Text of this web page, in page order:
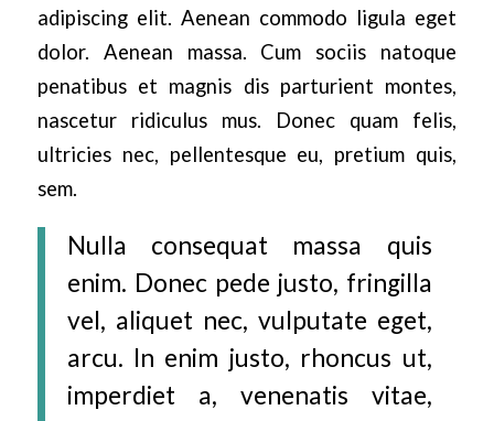
adipiscing elit. Aenean commodo ligula eget
dolor. Aenean massa. Cum sociis natoque
penatibus et magnis dis parturient montes,
nascetur ridiculus mus. Donec quam felis,
ultricies nec, pellentesque eu, pretium quis,
sem.
Nulla consequat massa quis
enim. Donec pede justo, fringilla
vel, aliquet nec, vulputate eget,
arcu. In enim justo, rhoncus ut,
imperdiet a, venenatis vitae,